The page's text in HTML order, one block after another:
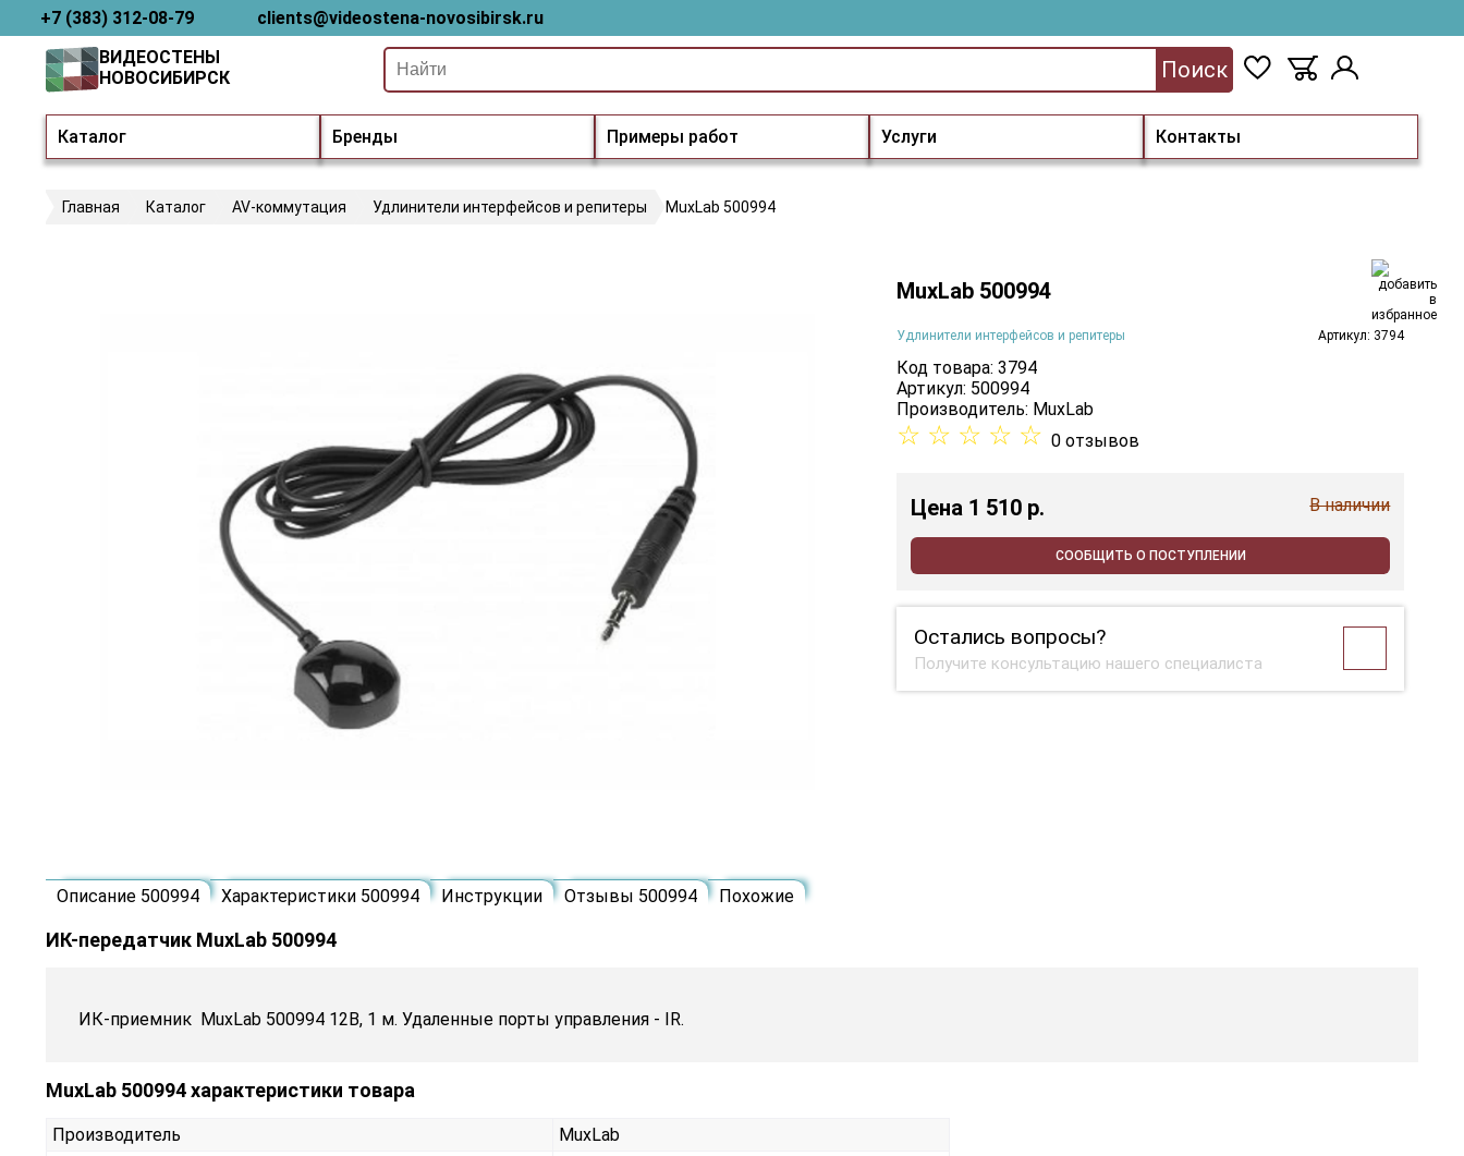
+7 (383) 312-08-79 clients@videostena-novosibirsk.ru
Каталог Бренды Примеры работ Услуги Контакты
ВИДЕОСТЕНЫ
НОВОСИБИРСК
Поиск
Главная Каталог AV-коммутация Удлинители интерфейсов и репитеры MuxLab 500994
MuxLab 500994
Удлинители интерфейсов и репитеры Артикул: 3794
Код товара: 3794
Артикул: 500994
Производитель: MuxLab
☆ ☆ ☆ ☆ ☆ 0 отзывов
Цена 1 510 p. В наличии
СООБЩИТЬ О ПОСТУПЛЕНИИ
Остались вопросы?
Получите консультацию нашего специалиста
Описание 500994 Характеристики 500994 Инструкции Отзывы 500994 Похожие
ИК-передатчик MuxLab 500994
ИК-приемник MuxLab 500994 12В, 1 м. Удаленные порты управления - IR.
MuxLab 500994 характеристики товара
Производитель
MuxLab